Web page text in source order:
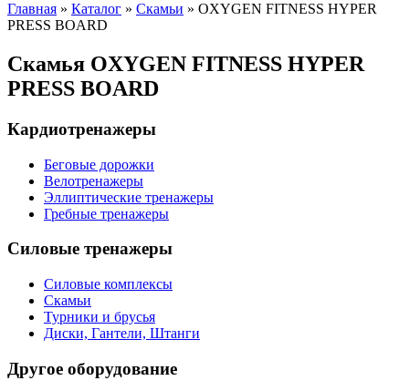
Главная » Каталог » Скамьи » OXYGEN FITNESS HYPER
PRESS BOARD
Скамья OXYGEN FITNESS HYPER
PRESS BOARD
Кардиотренажеры
Беговые дорожки
Велотренажеры
Эллиптические тренажеры
Гребные тренажеры
Силовые тренажеры
Силовые комплексы
Скамьи
Турники и брусья
Диски, Гантели, Штанги
Другое оборудование